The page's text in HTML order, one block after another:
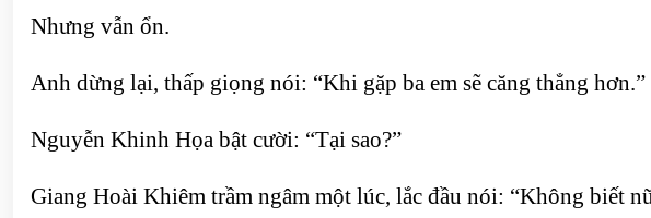
Nhưng vẫn ổn.
Anh dừng lại, thấp giọng nói: “Khi gặp ba em sẽ căng thẳng hơn.”
Nguyễn Khinh Họa bật cười: “Tại sao?”
Giang Hoài Khiêm trầm ngâm một lúc, lắc đầu nói: “Không biết